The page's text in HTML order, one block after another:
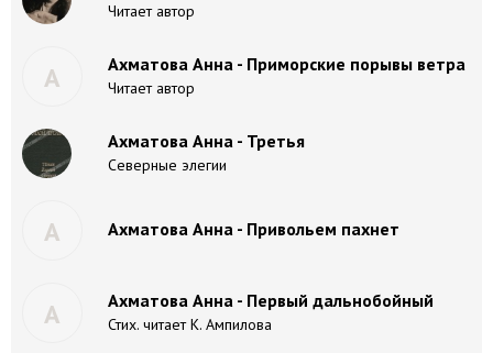
Читает автор
А Ахматова Анна - Приморские порывы ветра
Читает автор
Ахматова Анна - Третья
Северные элегии
А Ахматова Анна - Привольем пахнет
А Ахматова Анна - Первый дальнобойный
Стих. читает К. Ампилова